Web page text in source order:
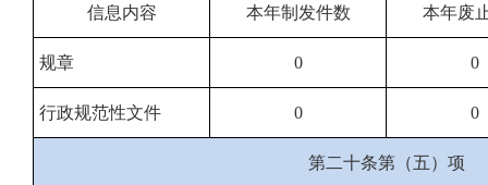
信息内容 本年制发件数 本年废
规章 0 0
行政规范性文件 0 0
第二十条第（五）项